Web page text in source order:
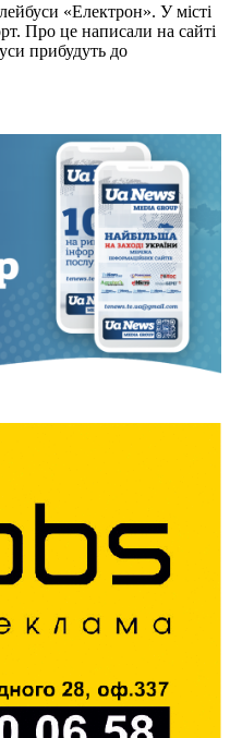
«Електрон». У місті
Про це написали на сайті
прибудуть до